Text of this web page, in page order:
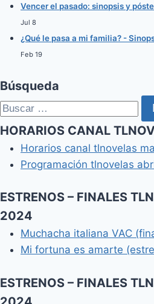
Vencer el pasado: sinopsis y
Jul 8
¿Qué le pasa a mi familia? -
Feb 19
Búsqueda
Buscar:
HORARIOS CANAL
Horarios canal tlnovelas
Programación tlnovelas
ESTRENOS – FINALES
2024
Muchacha italiana VAC
Mi fortuna es amarte
ESTRENOS – FINALES